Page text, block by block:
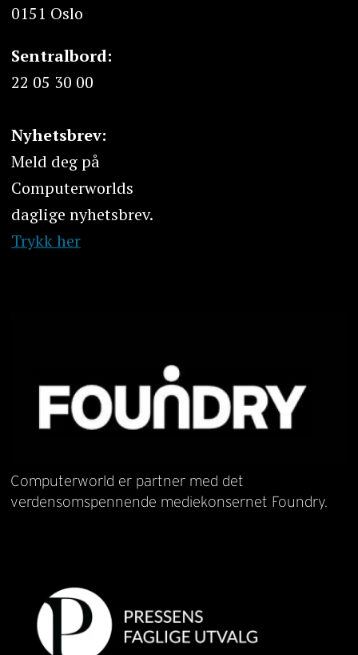
0151 Oslo
Sentralbord:
22 05 30 00
Nyhetsbrev:
Meld deg på
Computerworlds
daglige nyhetsbrev.
Trykk her
Computerworld er partner med det
verdensomspennende mediekonsernet Foundry.